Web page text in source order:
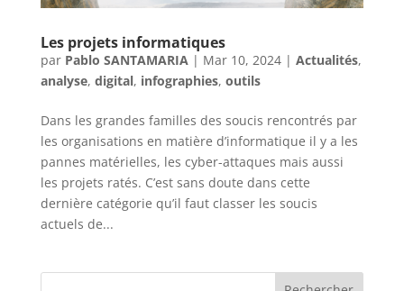
Les projets informatiques
par Pablo SANTAMARIA | Mar 10, 2024| Actualités,
analyse, digital, infographies, outils
Dans les grandes familles des soucis rencontrés par
les organisations en matière d’informatique il y a les
pannes matérielles, les cyber-attaques mais aussi
les projets ratés. C’est sans doute dans cette
dernière catégorie qu’il faut classer les soucis
actuels de...